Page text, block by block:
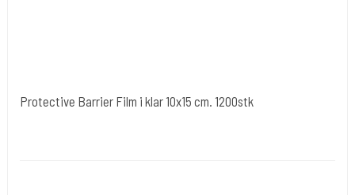
Protective Barrier Film i klar 10x15 cm. 1200stk